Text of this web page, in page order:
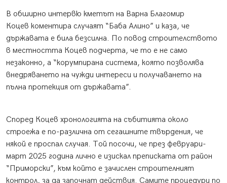
В обширно интервю кметът на Варна Благомир
Коцев коментира случаят “Баба Алино” и каза, че
държавата е била безсилна. По повод строителството
в местността Коцев подчерта, че то е не само
незаконно, а “корумпирана система, която позволява
внедряването на чужди интереси и получаването на
пълна протекция от държавата”.
Според Коцев хронологията на събитията около
строежа е по-различна от сегашните твърдения, че
някой е проспал случая. Той посочи, че през февруари-
март 2025 година лично е изискал преписката от район
“Приморски”, към който е зачислен строителният
контрол, за да започнат действия. Самите процедури по